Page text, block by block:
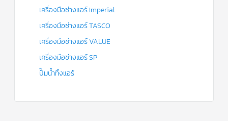
เครื่องมือช่างแอร์ Imperial
เครื่องมือช่างแอร์ TASCO
เครื่องมือช่างแอร์ VALUE
เครื่องมือช่างแอร์ SP
ปั๊มน้ำทิ้งแอร์